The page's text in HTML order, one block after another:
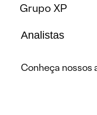
Grupo XP
Analistas
Conheça nossos